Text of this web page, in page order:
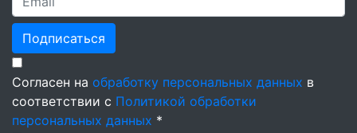
Подписаться
Согласен на обработку персональных данных в
соответствии с Политикой обработки
персональных данных *